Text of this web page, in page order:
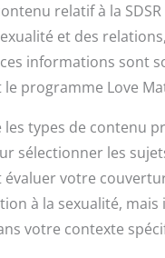
relatif à la
et des
informations sont
programme Love
types de contenu
sélectionner les
votre
à la sexualité,
votre contexte